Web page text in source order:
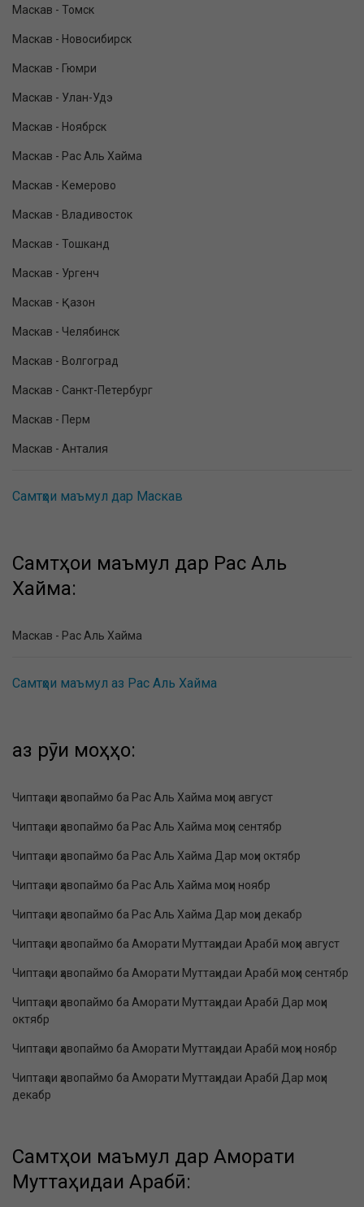
Маскав - Томск
Маскав - Новосибирск
Маскав - Гюмри
Маскав - Улан-Удэ
Маскав - Ноябрск
Маскав - Рас Аль Хайма
Маскав - Кемерово
Маскав - Владивосток
Маскав - Тошканд
Маскав - Ургенч
Маскав - Қазон
Маскав - Челябинск
Маскав - Волгоград
Маскав - Санкт-Петербург
Маскав - Перм
Маскав - Анталия
Самтҳои маъмул дар Маскав
Самтҳои маъмул дар Рас Аль
Хайма:
Маскав - Рас Аль Хайма
Самтҳои маъмул аз Рас Аль Хайма
аз рӯи моҳҳо:
Чиптаҳои ҳавопаймо ба Рас Аль Хайма моҳи август
Чиптаҳои ҳавопаймо ба Рас Аль Хайма моҳи сентябр
Чиптаҳои ҳавопаймо ба Рас Аль Хайма Дар моҳи октябр
Чиптаҳои ҳавопаймо ба Рас Аль Хайма моҳи ноябр
Чиптаҳои ҳавопаймо ба Рас Аль Хайма Дар моҳи декабр
Чиптаҳои ҳавопаймо ба Аморати Муттаҳидаи Арабӣ моҳи август
Чиптаҳои ҳавопаймо ба Аморати Муттаҳидаи Арабӣ моҳи сентябр
Чиптаҳои ҳавопаймо ба Аморати Муттаҳидаи Арабӣ Дар моҳи
октябр
Чиптаҳои ҳавопаймо ба Аморати Муттаҳидаи Арабӣ моҳи ноябр
Чиптаҳои ҳавопаймо ба Аморати Муттаҳидаи Арабӣ Дар моҳи
декабр
Самтҳои маъмул дар Аморати
Муттаҳидаи Арабӣ: